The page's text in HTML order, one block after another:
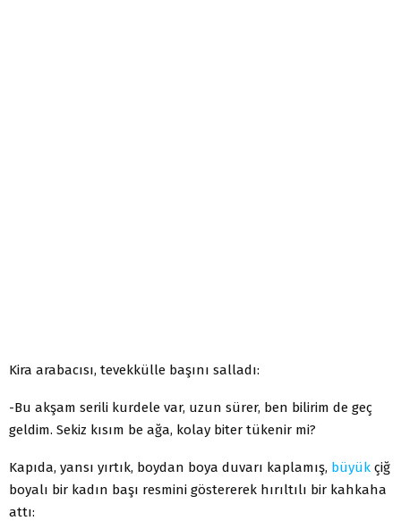
Kira arabacısı, tevekkülle başını salladı:
-Bu akşam serili kurdele var, uzun sürer, ben bilirim de geç
geldim. Sekiz kısım be ağa, kolay biter tükenir mi?
Kapıda, yansı yırtık, boydan boya duvarı kaplamış, büyük çiğ
boyalı bir kadın başı resmini göstererek hırıltılı bir kahkaha
attı: